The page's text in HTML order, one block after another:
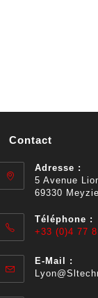
Contact
Adresse :
5 Avenue
69330
Téléphone :
+33 (0)4 77
E-Mail :